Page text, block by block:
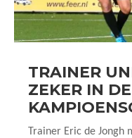
TRAINER
ZEKER IN
Trainer Eric de